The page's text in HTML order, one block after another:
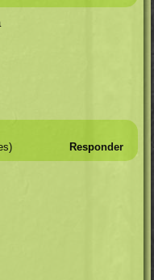
Responder